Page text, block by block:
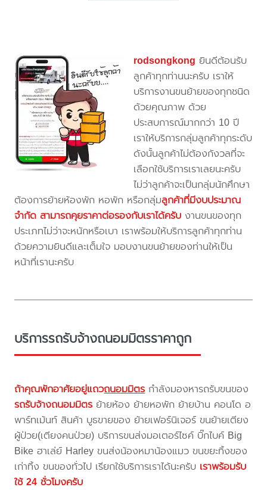
rodsongkong ยินดีต้อนรับ
ลูกค้าทุกท่านนะครับ เราให้
บริการงานขนย้ายของทุกชนิด
ด้วยคุณภาพ ด้วย
ประสบการณ์มากกว่า 10 ปี
เราให้บริการกลุ่มลูกค้าทุกระดับ
ดังนั้นลูกค้าไม่ต้องกังวลที่จะ
เลือกใช้บริการเราเลยนะครับ
ไม่ว่าลูกค้าจะเป็นกลุ่มนักศึกษา
ต้องการย้ายห้องพัก หอพัก หรือกลุ่มลูกค้าที่มีงบประมาณ
จำกัด สามารถคุยราคาต่อรองกับเราได้ครับ งานขนของทุก
ประเภทไม่ว่าจะหนักหรือเบา เราพร้อมให้บริการลูกค้าทุกท่าน
ด้วยความยินดีและเต็มใจ มอบงานขนย้ายของท่านให้เป็น
หน้าที่เรานะครับ
บริการรถรับจ้างถนอมมิตรราคาถูก
ถ้าคุณพักอาศัยอยู่แถวถนอมมิตร กำลังมองหารถรับขนของ
รถรับจ้างถนอมมิตร ย้ายห้อง ย้ายหอพัก ย้ายบ้าน คอนโด อ
พาร์ทเม้นท์ สินค้า บูธขายของ ย้ายเฟอร์นิเจอร์ ขนย้ายเตียง
ผู้ป่วย(เตียงคนป่วย) บริการขนส่งมอเตอร์ไซค์ บิ๊กไบค์ Big
Bike ฮาเล่ย์ Harley ขนส่งน้องหมาน้องแมว ขนขยะทิ้งของ
เก่าทิ้ง ขนของทั่วไป เรียกใช้บริการเราได้นะครับ เราพร้อมรับ
ใช้ 24 ชั่วโมงครับ